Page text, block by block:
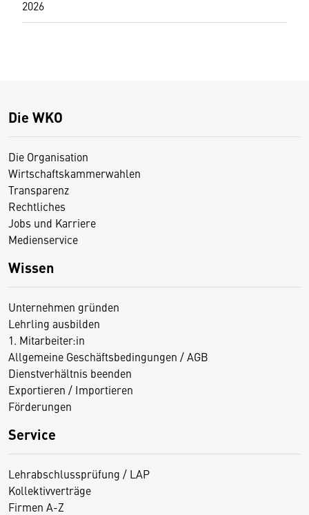
2026
Die WKO
Die Organisation
Wirtschaftskammerwahlen
Transparenz
Rechtliches
Jobs und Karriere
Medienservice
Wissen
Unternehmen gründen
Lehrling ausbilden
1. Mitarbeiter:in
Allgemeine Geschäftsbedingungen / AGB
Dienstverhältnis beenden
Exportieren / Importieren
Förderungen
Service
Lehrabschlussprüfung / LAP
Kollektivverträge
Firmen A-Z